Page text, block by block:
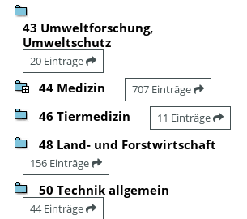
43 Umweltforschung,
Umweltschutz
20 Einträge
44 Medizin 707 Einträge
46 Tiermedizin 11 Einträge
48 Land- und Forstwirtschaft
156 Einträge
50 Technik allgemein
44 Einträge